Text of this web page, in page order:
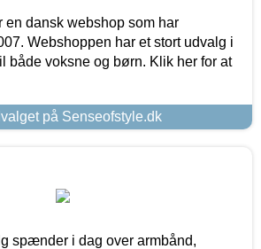
en dansk webshop som har
Webshoppen har et stort udvalg i
både voksne og børn. Klik her for at
på Senseofstyle.dk
spænder i dag over armbånd,